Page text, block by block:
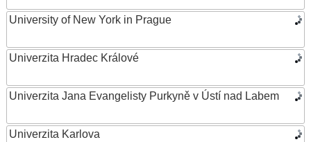
University of New York in Prague
Univerzita Hradec Králové
Univerzita Jana Evangelisty Purkyně v Ústí nad Labem
Univerzita Karlova